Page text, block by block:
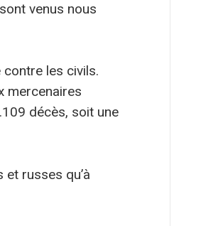
venus nous
contre les civils.
mercenaires
décès, soit une
russes qu’à